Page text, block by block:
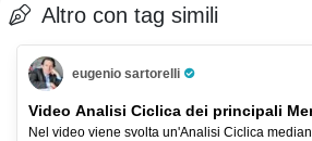
Altro con tag simili
eugenio sartorelli
Pro Trader
Video Analisi Ciclica dei principali
Nel video viene svolta un'Analisi Ciclica